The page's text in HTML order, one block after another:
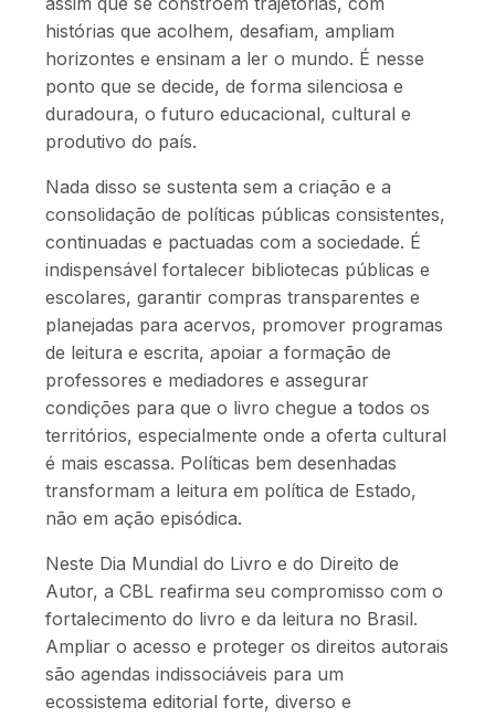
histórias que acolhem, desafiam, ampliam
horizontes e ensinam a ler o mundo. É nesse
ponto que se decide, de forma silenciosa e
duradoura, o futuro educacional, cultural e
produtivo do país.
Nada disso se sustenta sem a criação e a
consolidação de políticas públicas consistentes,
continuadas e pactuadas com a sociedade. É
indispensável fortalecer bibliotecas públicas e
escolares, garantir compras transparentes e
planejadas para acervos, promover programas
de leitura e escrita, apoiar a formação de
professores e mediadores e assegurar
condições para que o livro chegue a todos os
territórios, especialmente onde a oferta cultural
é mais escassa. Políticas bem desenhadas
transformam a leitura em política de Estado,
não em ação episódica.
Neste Dia Mundial do Livro e do Direito de
Autor, a CBL reafirma seu compromisso com o
fortalecimento do livro e da leitura no Brasil.
Ampliar o acesso e proteger os direitos autorais
são agendas indissociáveis para um
ecossistema editorial forte, diverso e